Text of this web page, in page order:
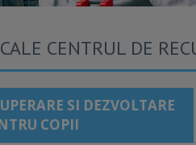
CENTRUL DE
SI DEZVOLTARE
COPII